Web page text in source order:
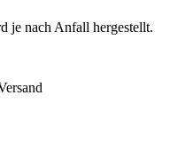
je nach Anfall hergestellt.